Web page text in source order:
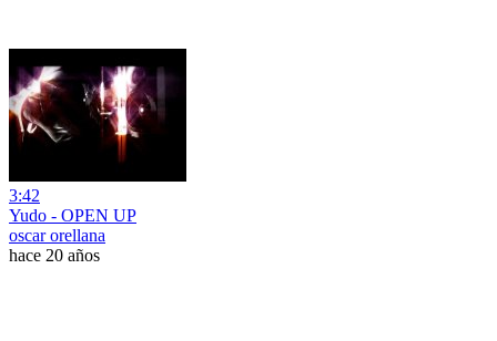
3:42
Yudo - OPEN UP
oscar orellana
hace 20 años